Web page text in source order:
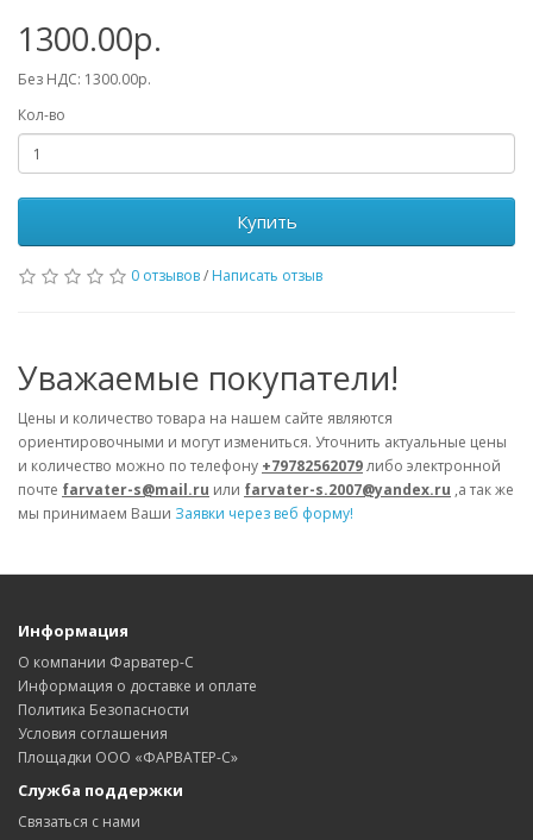
1300.00р.
Без НДС: 1300.00р.
Кол-во
Купить
0 отзывов/ Написать отзыв
Уважаемые покупатели!
Цены и количество товара на нашем сайте являются
ориентировочными и могут измениться. Уточнить актуальные цены
и количество можно по телефону +79782562079либо электронной
почте farvater-s@mail.ru или farvater-s.2007@yandex.ru ,а так же
мы принимаем Ваши Заявки через веб форму!
Информация
О компании Фарватер-С
Информация о доставке и оплате
Политика Безопасности
Условия соглашения
Площадки ООО «ФАРВАТЕР-С»
Служба поддержки
Связаться с нами